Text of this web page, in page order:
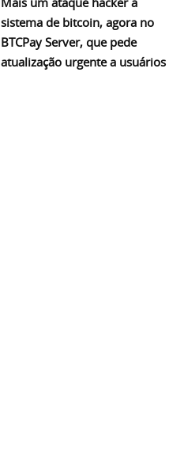
sistema de bitcoin, agora no
BTCPay Server, que pede
atualização urgente a usuários